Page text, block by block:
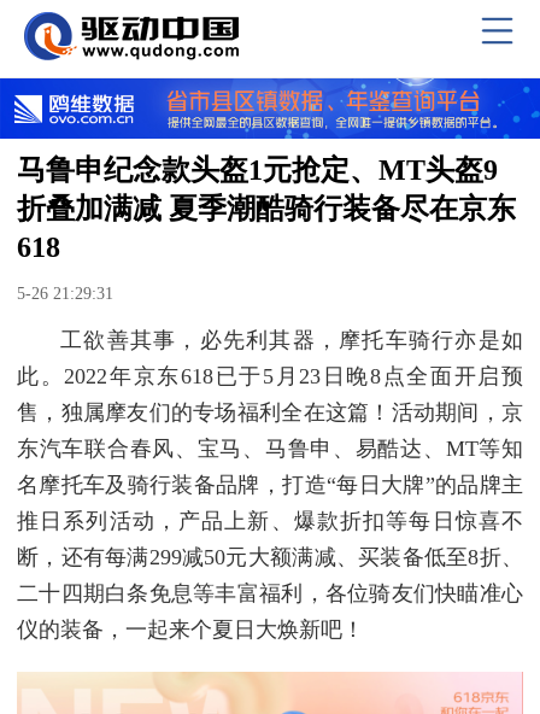
马鲁申纪念款头盔1元抢定、MT头盔9
折叠加满减 夏季潮酷骑行装备尽在京东
618
5-26 21:29:31
工欲善其事，必先利其器，摩托车骑行亦是如
此。2022年京东618已于5月23日晚8点全面开启预
售，独属摩友们的专场福利全在这篇！活动期间，京
东汽车联合春风、宝马、马鲁申、易酷达、MT等知
名摩托车及骑行装备品牌，打造“每日大牌”的品牌主
推日系列活动，产品上新、爆款折扣等每日惊喜不
断，还有每满299减50元大额满减、买装备低至8折、
二十四期白条免息等丰富福利，各位骑友们快瞄准心
仪的装备，一起来个夏日大焕新吧！